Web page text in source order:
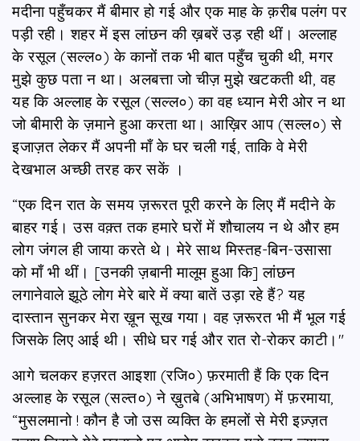
मदीना पहुँचकर मैं बीमार हो गई और एक माह के क़रीब पलंग पर
पड़ी रही। शहर में इस लांछन की ख़बरें उड़ रही थीं। अल्लाह
के रसूल (सल्ल०) के कानों तक भी बात पहुँच चुकी थी, मगर
मुझे कुछ पता न था। अलबत्ता जो चीज़ मुझे खटकती थी, वह
यह कि अल्लाह के रसूल (सल्ल०) का वह ध्यान मेरी ओर न था
जो बीमारी के ज़माने हुआ करता था। आख़िर आप (सल्ल०) से
इजाज़त लेकर मैं अपनी माँ के घर चली गई, ताकि वे मेरी
देखभाल अच्छी तरह कर सकें ।
“एक दिन रात के समय ज़रूरत पूरी करने के लिए मैं मदीने के
बाहर गई। उस वक़्त तक हमारे घरों में शौचालय न थे और हम
लोग जंगल ही जाया करते थे। मेरे साथ मिस्तह-बिन-उसासा
को माँ भी थीं। [उनकी ज़बानी मालूम हुआ कि] लांछन
लगानेवाले झूठे लोग मेरे बारे में क्या बातें उड़ा रहे हैं? यह
दास्तान सुनकर मेरा ख़ून सूख गया। वह ज़रूरत भी मैं भूल गई
जिसके लिए आई थी। सीधे घर गई और रात रो-रोकर काटी।"
आगे चलकर हज़रत आइशा (रजि०) फ़रमाती हैं कि एक दिन
अल्लाह के रसूल (सल्त०) ने ख़ुतबे (अभिभाषण) में फ़रमाया,
“मुसलमानो ! कौन है जो उस व्यक्ति के हमलों से मेरी इज़्ज़त